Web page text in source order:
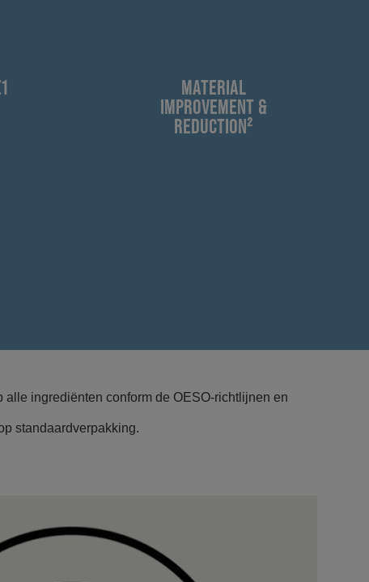
MATERIAL
IMPROVEMENT &
REDUCTION²
ingrediënten conform de OESO-richtlijnen en
standaardverpakking.